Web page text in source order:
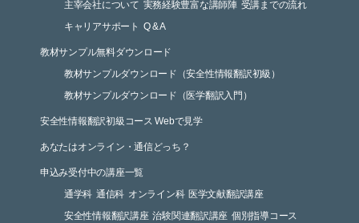
主宰会社について 実務経験豊富な講師陣 受講までの流れ
キャリアサポート Q & A
教材サンプル無料ダウンロード
教材サンプルダウンロード（安全性情報翻訳初級）
教材サンプルダウンロード（医学翻訳入門）
安全性情報翻訳初級コース Webで見学
あなたはオンライン・通信どっち？
申込み受付中の講座一覧
通学科 通信科 オンライン科 医学文献翻訳講座
安全性情報翻訳講座 治験関連翻訳講座 個別指導コース